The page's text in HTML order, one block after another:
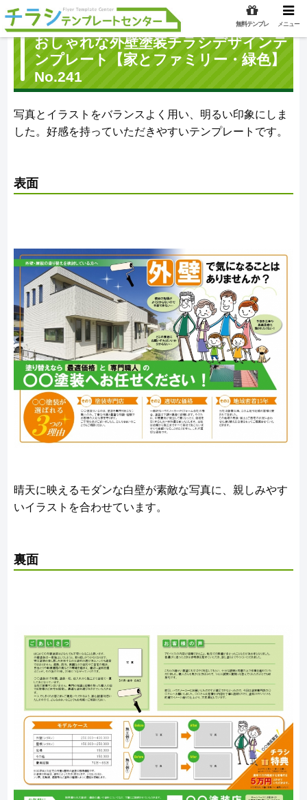
おしゃれな外壁塗装チラシデザインテ
ンプレート【家とファミリー・緑色】
No.241
写真とイラストをバランスよく用い、明るい印象にしま
した。好感を持っていただきやすいテンプレートです。
表面
晴天に映えるモダンな白壁が素敵な写真に、親しみやす
いイラストを合わせています。
裏面
無料テンプレ メニュー